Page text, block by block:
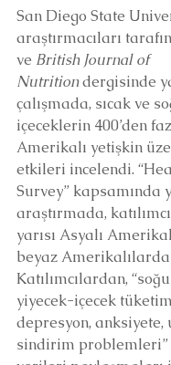
San Diego State
araştırmacıları
ve British Journal of
Nutrition dergisinde
çalışmada, sıcak ve
içeceklerin 400’den
Amerikalı yetişkin
etkileri incelendi.
Survey” kapsamında
araştırmada,
yarısı Asyalı
beyaz
Katılımcılardan,
yiyecek-içecek
depresyon, anksiyete,
sindirim problemleri”